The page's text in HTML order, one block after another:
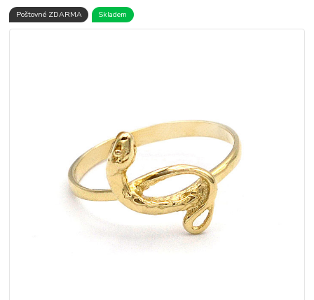
Poštovné ZDARMA Skladem